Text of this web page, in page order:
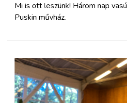
Mi is ott leszünk! Három nap
Puskin művház.